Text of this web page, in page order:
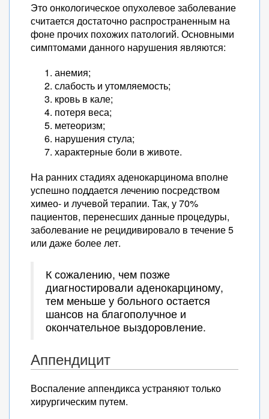
Это онкологическое опухолевое заболевание
считается достаточно распространенным на
фоне прочих похожих патологий. Основными
симптомами данного нарушения являются:
анемия;
слабость и утомляемость;
кровь в кале;
потеря веса;
метеоризм;
нарушения стула;
характерные боли в животе.
На ранних стадиях аденокарцинома вполне
успешно поддается лечению посредством
химео- и лучевой терапии. Так, у 70%
пациентов, перенесших данные процедуры,
заболевание не рецидивировало в течение 5
или даже более лет.
К сожалению, чем позже
диагностировали аденокарциному,
тем меньше у больного остается
шансов на благополучное и
окончательное выздоровление.
Аппендицит
Воспаление аппендикса устраняют только
хирургическим путем.